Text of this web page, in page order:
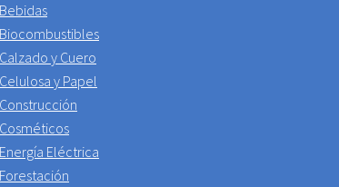
Bebidas
Biocombustibles
Calzado y Cuero
Celulosa y Papel
Construcción
Cosméticos
Energía Eléctrica
Forestación